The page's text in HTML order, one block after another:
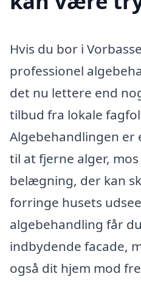
Hvis du bor i
professionel
det nu lettere end
tilbud fra lokale
Algebehandlingen er
til at fjerne alger,
belægning, der kan
forringe husets
algebehandling får
indbydende facade,
også dit hjem mod